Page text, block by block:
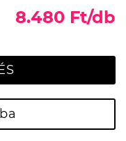
8.480 Ft/db